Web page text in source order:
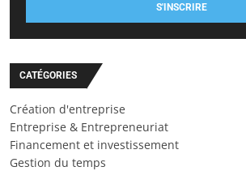
S'INSCRIRE
CATÉGORIES
Création d'entreprise
Entreprise & Entrepreneuriat
Financement et investissement
Gestion du temps